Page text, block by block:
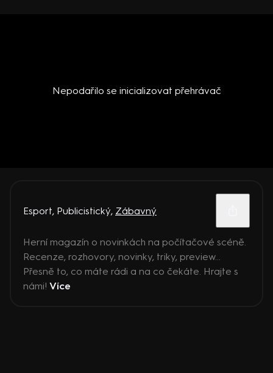
Nepodařilo se inicializovat přehrávač
Esport, Publicistický, Zábavný
Herní magazín o novinkách na počítačové scéně.
Recenze, rozhovory, novinky, triky, preview...
Přesně to, co máte rádi a na co čekáte. Hrajte s
námi! Více